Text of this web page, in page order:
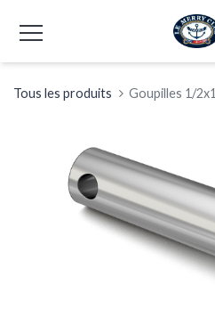
Tous les produits Goupilles 1/2x1